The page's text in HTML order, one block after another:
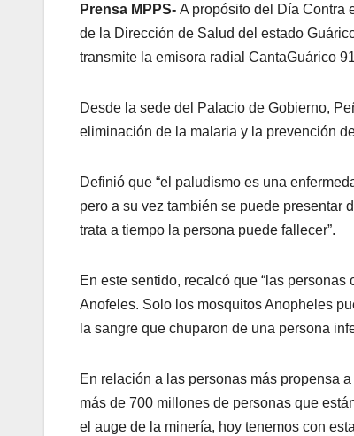
Prensa MPPS- A propósito del Día Contra
de la Dirección de Salud del estado
transmite la emisora radial CantaGuárico
Desde la sede del Palacio de Gobierno,
eliminación de la malaria y la prevención
Definió que “el paludismo es una
pero a su vez también se puede presentar
trata a tiempo la persona puede fallecer”.
En este sentido, recalcó que “las
Anofeles. Solo los mosquitos Anopheles
la sangre que chuparon de una persona
En relación a las personas más propensa
más de 700 millones de personas que
el auge de la minería, hoy tenemos con